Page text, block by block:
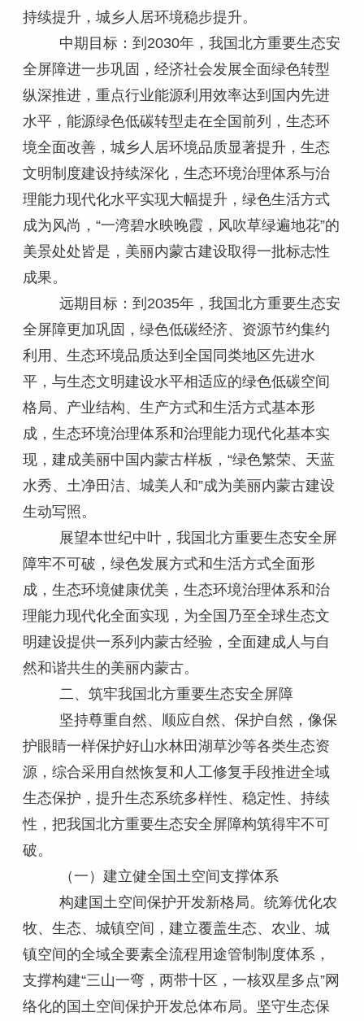
持续提升，城乡人居环境稳步提升。
中期目标：到2030年，我国北方重要生态安
全屏障进一步巩固，经济社会发展全面绿色转型
纵深推进，重点行业能源利用效率达到国内先进
水平，能源绿色低碳转型走在全国前列，生态环
境全面改善，城乡人居环境品质显著提升，生态
文明制度建设持续深化，生态环境治理体系与治
理能力现代化水平实现大幅提升，绿色生活方式
成为风尚，“一湾碧水映晚霞，风吹草绿遍地花”的
美景处处皆是，美丽内蒙古建设取得一批标志性
成果。
远期目标：到2035年，我国北方重要生态安
全屏障更加巩固，绿色低碳经济、资源节约集约
利用、生态环境品质达到全国同类地区先进水
平，与生态文明建设水平相适应的绿色低碳空间
格局、产业结构、生产方式和生活方式基本形
成，生态环境治理体系和治理能力现代化基本实
现，建成美丽中国内蒙古样板，“绿色繁荣、天蓝
水秀、土净田洁、城美人和”成为美丽内蒙古建设
生动写照。
展望本世纪中叶，我国北方重要生态安全屏
障牢不可破，绿色发展方式和生活方式全面形
成，生态环境健康优美，生态环境治理体系和治
理能力现代化全面实现，为全国乃至全球生态文
明建设提供一系列内蒙古经验，全面建成人与自
然和谐共生的美丽内蒙古。
二、筑牢我国北方重要生态安全屏障
坚持尊重自然、顺应自然、保护自然，像保
护眼睛一样保护好山水林田湖草沙等各类生态资
源，综合采用自然恢复和人工修复手段推进全域
生态保护，提升生态系统多样性、稳定性、持续
性，把我国北方重要生态安全屏障构筑得牢不可
破。
（一）建立健全国土空间支撑体系
构建国土空间保护开发新格局。统筹优化农
牧、生态、城镇空间，建立覆盖生态、农业、城
镇空间的全域全要素全流程用途管制制度体系，
支撑构建“三山一弯，两带十区，一核双星多点”网
络化的国土空间保护开发总体布局。坚守生态保